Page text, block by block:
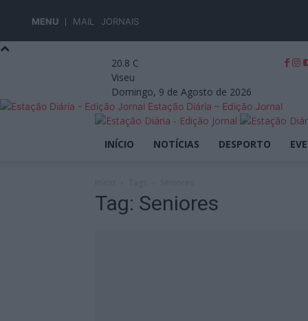
MENU MAIL JORNAIS
20.8 C
Viseu
Domingo, 9 de Agosto de 2026
Estação Diária – Edição Jornal
INÍCIO NOTÍCIAS DESPORTO
Tag: Seniores